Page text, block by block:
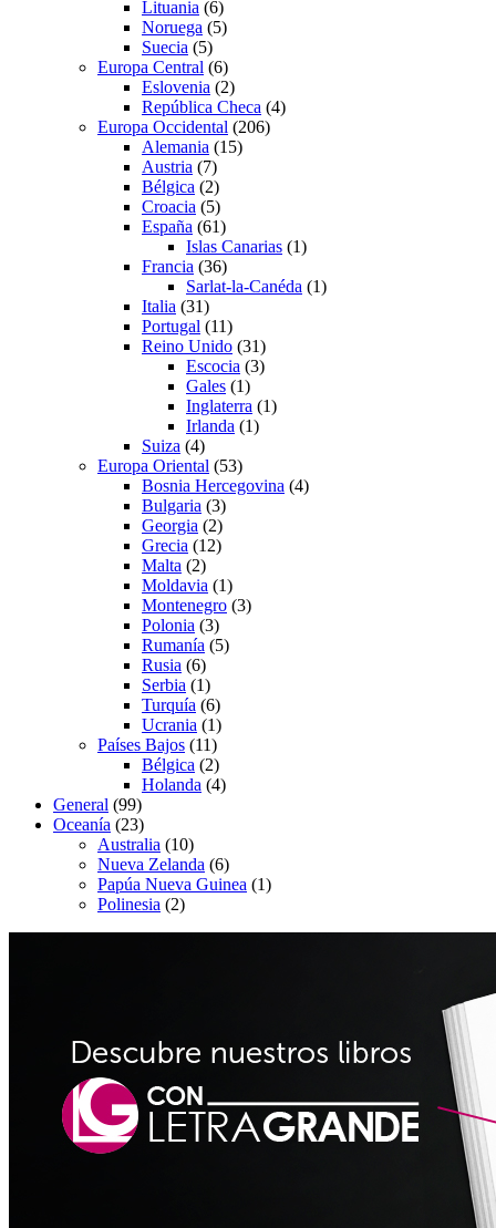
Lituania (6)
Noruega (5)
Suecia (5)
Europa Central (6)
Eslovenia (2)
República Checa (4)
Europa Occidental (206)
Alemania (15)
Austria (7)
Bélgica (2)
Croacia (5)
España (61)
Islas Canarias (1)
Francia (36)
Sarlat-la-Canéda (1)
Italia (31)
Portugal (11)
Reino Unido (31)
Escocia (3)
Gales (1)
Inglaterra (1)
Irlanda (1)
Suiza (4)
Europa Oriental (53)
Bosnia Hercegovina (4)
Bulgaria (3)
Georgia (2)
Grecia (12)
Malta (2)
Moldavia (1)
Montenegro (3)
Polonia (3)
Rumanía (5)
Rusia (6)
Serbia (1)
Turquía (6)
Ucrania (1)
Países Bajos (11)
Bélgica (2)
Holanda (4)
General (99)
Oceanía (23)
Australia (10)
Nueva Zelanda (6)
Papúa Nueva Guinea (1)
Polinesia (2)